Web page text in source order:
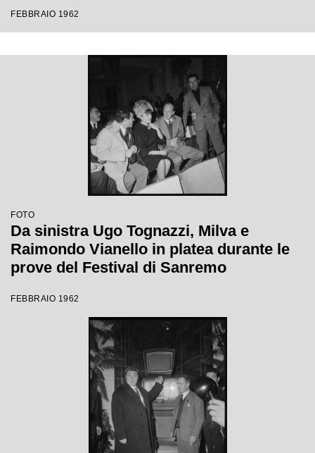
FEBBRAIO 1962
FOTO
Da sinistra Ugo Tognazzi, Milva e
Raimondo Vianello in platea durante le
prove del Festival di Sanremo
FEBBRAIO 1962